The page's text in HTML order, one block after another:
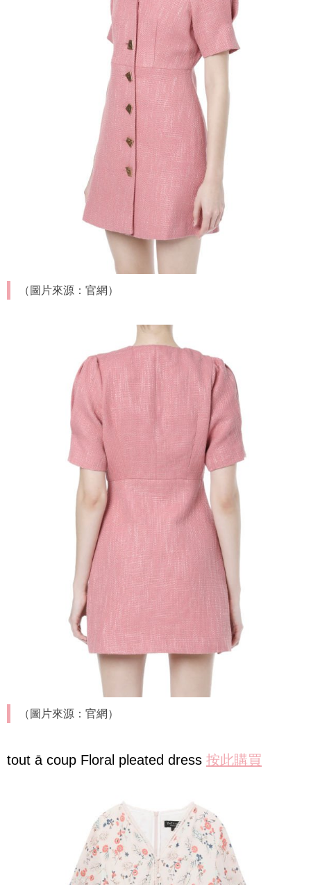
（圖片來源：官網）
（圖片來源：官網）
tout ā coup Floral pleated dress 按此購買